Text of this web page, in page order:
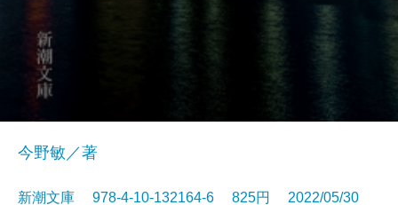
今野敏／著
新潮文庫 978-4-10-132164-6 825円 2022/05/30